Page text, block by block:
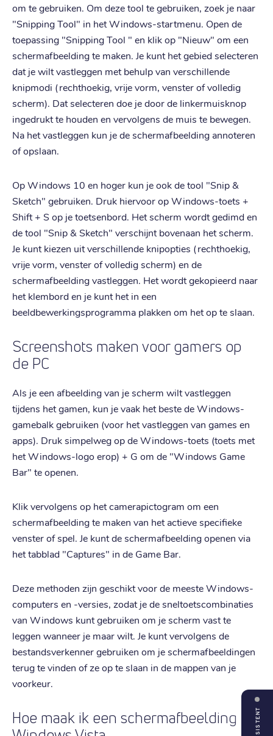
om te gebruiken. Om deze tool te gebruiken, zoek je naar
"Snipping Tool" in het Windows-startmenu. Open de
toepassing "Snipping Tool " en klik op "Nieuw" om een
schermafbeelding te maken. Je kunt het gebied selecteren
dat je wilt vastleggen met behulp van verschillende
knipmodi (rechthoekig, vrije vorm, venster of volledig
scherm). Dat selecteren doe je door de linkermuisknop
ingedrukt te houden en vervolgens de muis te bewegen.
Na het vastleggen kun je de schermafbeelding annoteren
of opslaan.
Op Windows 10 en hoger kun je ook de tool "Snip &
Sketch" gebruiken. Druk hiervoor op Windows-toets +
Shift + S op je toetsenbord. Het scherm wordt gedimd en
de tool "Snip & Sketch" verschijnt bovenaan het scherm.
Je kunt kiezen uit verschillende knipopties (rechthoekig,
vrije vorm, venster of volledig scherm) en de
schermafbeelding vastleggen. Het wordt gekopieerd naar
het klembord en je kunt het in een
beeldbewerkingsprogramma plakken om het op te slaan.
Screenshots maken voor gamers op
de PC
Als je een afbeelding van je scherm wilt vastleggen
tijdens het gamen, kun je vaak het beste de Windows-
gamebalk gebruiken (voor het vastleggen van games en
apps). Druk simpelweg op de Windows-toets (toets met
het Windows-logo erop) + G om de "Windows Game
Bar" te openen.
Klik vervolgens op het camerapictogram om een
schermafbeelding te maken van het actieve specifieke
venster of spel. Je kunt de schermafbeelding openen via
het tabblad "Captures" in de Game Bar.
Deze methoden zijn geschikt voor de meeste Windows-
computers en -versies, zodat je de sneltoetscombinaties
van Windows kunt gebruiken om je scherm vast te
leggen wanneer je maar wilt. Je kunt vervolgens de
bestandsverkenner gebruiken om je schermafbeeldingen
terug te vinden of ze op te slaan in de mappen van je
voorkeur.
Hoe maak ik een schermafbeelding opASSISTENT